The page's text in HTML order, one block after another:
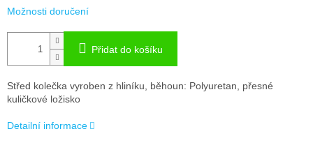
Možnosti doručení
Přidat do košíku
Střed kolečka vyroben z hliníku, běhoun: Polyuretan, přesné
kuličkové ložisko
Detailní informace